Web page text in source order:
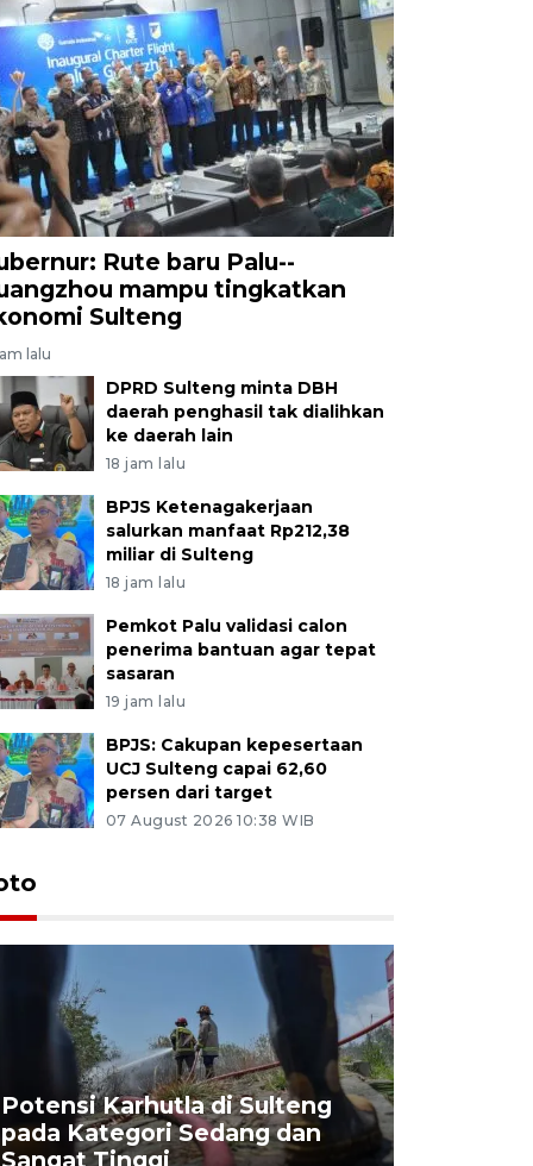
Rute baru Palu--
mampu tingkatkan
Sulteng
lalu
DPRD Sulteng minta DBH
daerah penghasil tak dialihkan
ke daerah lain
18 jam lalu
BPJS Ketenagakerjaan
salurkan manfaat Rp212,38
miliar di Sulteng
18 jam lalu
Pemkot Palu validasi calon
penerima bantuan agar tepat
sasaran
19 jam lalu
BPJS: Cakupan kepesertaan
UCJ Sulteng capai 62,60
persen dari target
07 August 2026 10:38 WIB
Potensi Karhutla di Sulteng
pada Kategori Sedang dan